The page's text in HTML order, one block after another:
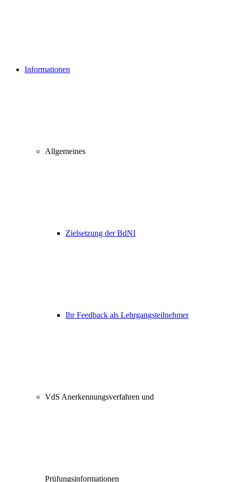
Informationen
Allgemeines
Zielsetzung der BdNI
Ihr Feedback als Lehrgangsteilnehmer
VdS Anerkennungsverfahren und
Prüfungsinformationen